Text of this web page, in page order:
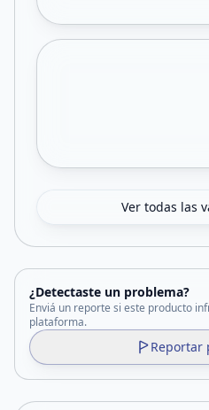
Ver todas las
¿Detectaste un problema?
Enviá un reporte si este producto
plataforma.
Reportar